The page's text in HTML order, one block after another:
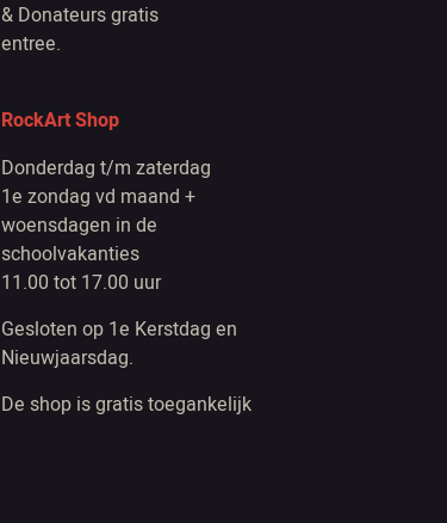
& Donateurs gratis
entree.
RockArt Shop
Donderdag t/m zaterdag
1e zondag vd maand +
woensdagen in de
schoolvakanties
11.00 tot 17.00 uur
Gesloten op 1e Kerstdag en
Nieuwjaarsdag.
De shop is gratis toegankelijk